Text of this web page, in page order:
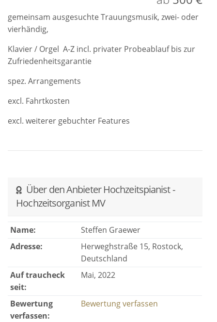
gemeinsam ausgesuchte Trauungsmusik, zwei- oder
vierhändig,
Klavier / Orgel A-Z incl. privater Probeablauf bis zur
Zufriedenheitsgarantie
spez. Arrangements
excl. Fahrtkosten
excl. weiterer gebuchter Features
Über den Anbieter Hochzeitspianist -
Hochzeitsorganist MV
Name:
Steffen Graewer
Adresse:
Herweghstraße 15, Rostock,
Deutschland
Auf traucheck
seit:
Mai, 2022
Bewertung
verfassen:
Bewertung verfassen